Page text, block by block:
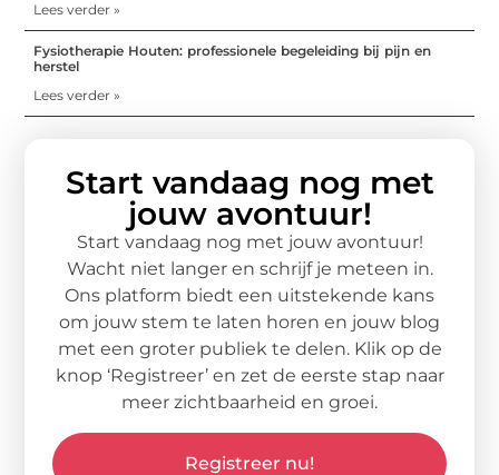
Lees verder »
Fysiotherapie Houten: professionele begeleiding bij pijn en
herstel
Lees verder »
Start vandaag nog met
jouw avontuur!
Start vandaag nog met jouw avontuur!
Wacht niet langer en schrijf je meteen in.
Ons platform biedt een uitstekende kans
om jouw stem te laten horen en jouw blog
met een groter publiek te delen. Klik op de
knop ‘Registreer’ en zet de eerste stap naar
meer zichtbaarheid en groei.
Registreer nu!